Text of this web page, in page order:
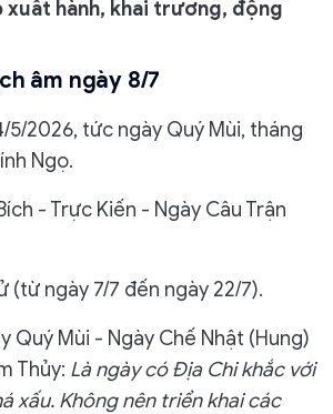
hành, khai trương, động
âm ngày 8/7
5/2026, tức ngày Quý Mùi, tháng
Ngọ.
- Trực Kiến - Ngày Câu Trận
(từ ngày 7/7 đến ngày 22/7).
Quý Mùi - Ngày Chế Nhật (Hung)
Thủy: Là ngày có Địa Chi khắc với
xấu. Không nên triển khai các